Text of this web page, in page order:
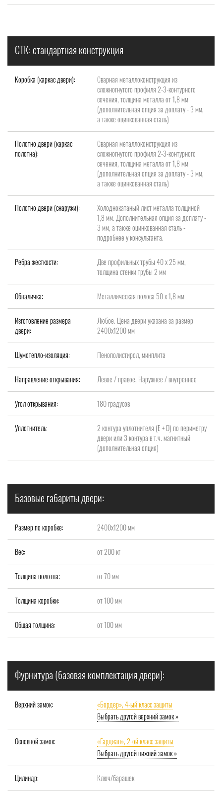
СТК: стандартная конструкция
Коробка (каркас двери):
Сварная металлоконструкция из
сложногнутого профиля 2-3-контурного
сечения, толщина металла от 1,8 мм
(дополнительная опция за доплату - 3 мм,
а также оцинкованная сталь)
Полотно двери (каркас
полотна):
Сварная металлоконструкция из
сложногнутого профиля 2-3-контурного
сечения, толщина металла от 1,8 мм
(дополнительная опция за доплату - 3 мм,
а также оцинкованная сталь)
Полотно двери (снаружи):
Холоднокатаный лист металла толщиной
1,8 мм. Дополнительная опция за доплату -
3 мм, а также оцинкованная сталь -
подробнее у консультанта.
Ребра жесткости:
Две профильных трубы 40 х 25 мм,
толщина стенки трубы 2 мм
Обналичка: Металлическая полоса 50 х 1,8 мм
Изготовление размера
двери:
Любое. Цена двери указана за размер
2400х1200 мм
Шумотепло-изоляция: Пенополистирол, минплита
Направление открывания: Левое / правое, Наружнее / внутреннее
Угол открывания: 180 градусов
Уплотнитель:
2 контура уплотнителя (Е + D) по периметру
двери или 3 контура в т.ч. магнитный
(дополнительная опция)
Базовые габариты двери:
Размер по коробке: 2400х1200 мм
Вес: от 200 кг
Толщина полотна: от 70 мм
Толщина коробки: от 100 мм
Общая толщина: от 100 мм
Фурнитура (базовая комплектация двери):
Верхний замок:
«Бордер», 4-ый класс защиты
Выбрать другой верхний замок »
Основной замок:
«Гардиан», 2-ой класс защиты
Выбрать другой нижний замок »
Цилиндр: Ключ/барашек